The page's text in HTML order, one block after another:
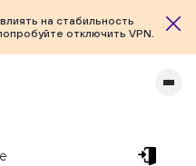
на стабильность
отключить VPN.